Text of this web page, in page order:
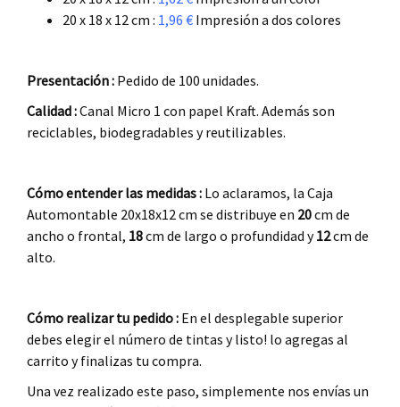
20 x 18 x 12 cm : 1,96 € Impresión a dos colores
Presentación : Pedido de 100 unidades.
Calidad :Canal Micro 1 con papel Kraft. Además son
reciclables, biodegradables y reutilizables.
Cómo entender las medidas : Lo aclaramos, la Caja
Automontable 20x18x12 cm se distribuye en 20cm de
ancho o frontal, 18cm de largo o profundidad y12cm de
alto.
Cómo realizar tu pedido : En el desplegable superior
debes elegir el número de tintas y listo! lo agregas al
carrito y finalizas tu compra.
Una vez realizado este paso, simplemente nos envías un